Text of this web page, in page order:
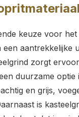
keuze voor
een
zorgt
duurzame
en grijs,
is